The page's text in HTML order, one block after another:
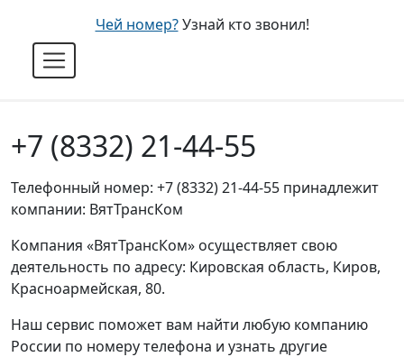
Чей номер? Узнай кто звонил!
+7 (8332) 21-44-55
Телефонный номер: +7 (8332) 21-44-55 принадлежит
компании: ВятТрансКом
Компания «ВятТрансКом» осуществляет свою
деятельность по адресу: Кировская область, Киров,
Красноармейская, 80.
Наш сервис поможет вам найти любую компанию
России по номеру телефона и узнать другие